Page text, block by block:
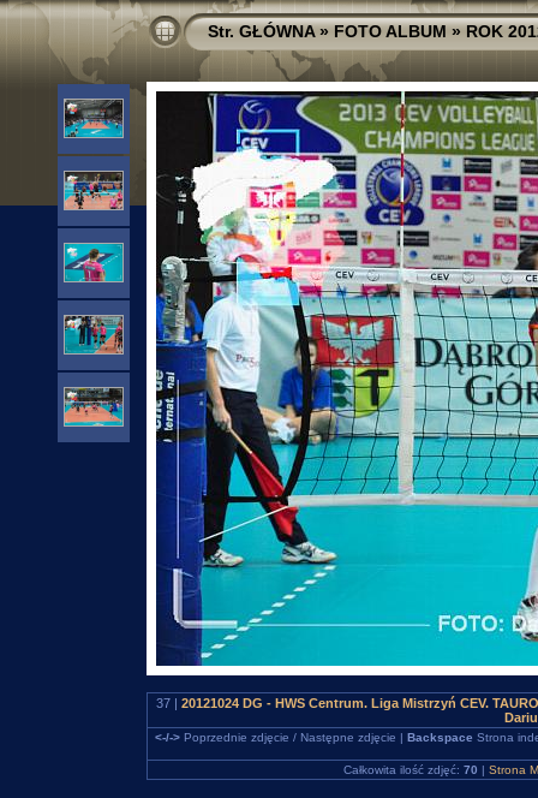
Str. GŁÓWNA»FOTO ALBUM»ROK
37 | 20121024 DG - HWS Centrum. Liga Mistrzyń CEV.
<-/->Poprzednie zdjęcie / Następne zdjęcie | Backspace Strona
Całkowita ilość zdjęć: 70 | Strona